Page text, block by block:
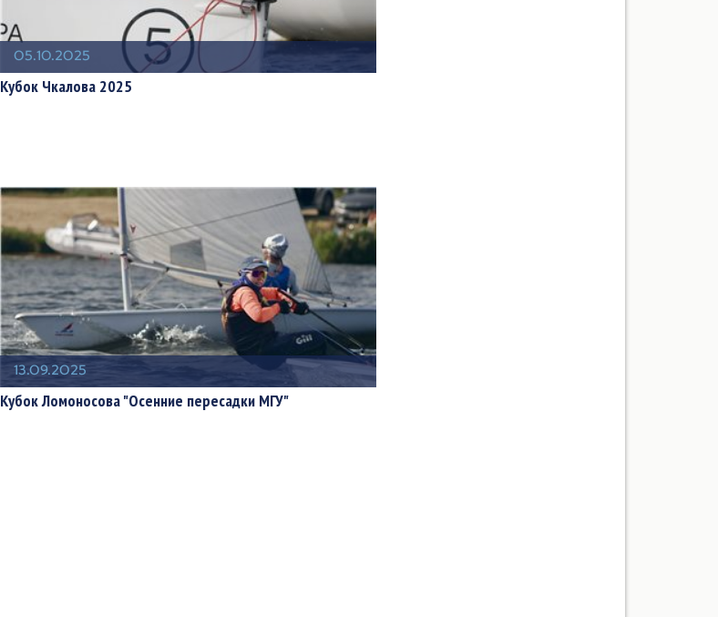
05.10.2025
Кубок Чкалова 2025
13.09.2025
Кубок Ломоносова "Осенние пересадки МГУ"